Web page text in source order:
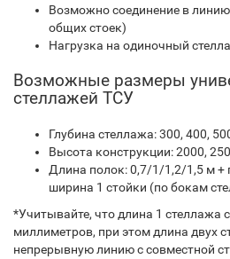
Возможно соединение в
общих стоек)
Нагрузка на одиночный
Возможные размеры
стеллажей ТСУ
Глубина стеллажа: 300, 400,
Высота конструкции: 2000,
Длина полок: 0,7/1/1,2/1,5 м +
ширина 1 стойки (по бокам
*Учитывайте, что длина 1 стеллажа
миллиметров, при этом длина двух
непрерывную линию с совместной